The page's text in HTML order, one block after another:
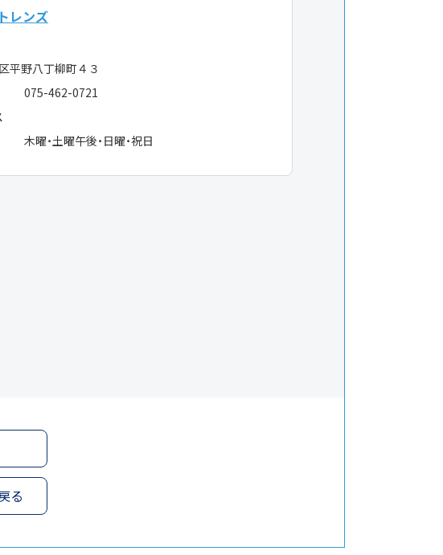
レンズ
平野八丁柳町４３
075-462-0721
木曜・土曜午後・日曜・祝日
る